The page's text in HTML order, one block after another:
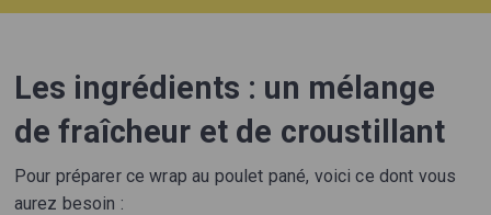
Les ingrédients : un mélange
de fraîcheur et de croustillant
Pour préparer ce wrap au poulet pané, voici ce dont vous
aurez besoin :